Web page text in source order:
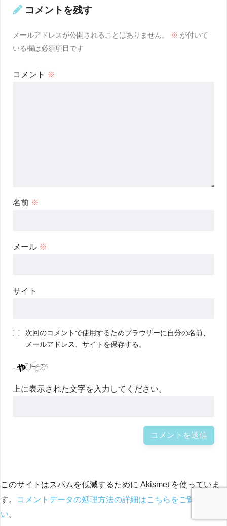
コメントを残す
メールアドレスが公開されることはありません。 ※ が付いて
いる欄は必須項目です
コメント ※
名前 ※
メール ※
サイト
次回のコメントで使用するためブラウザーに自分の名前、
メールアドレス、サイトを保存する。
上に表示された文字を入力してください。
このサイトはスパムを低減するために Akismet を使っていま
す。
コメントデータの処理方法の詳細はこちらをご覧くださ
い。